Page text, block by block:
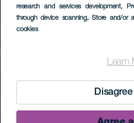
research and services development,
through device scanning, Store and/or
cookies
Learn